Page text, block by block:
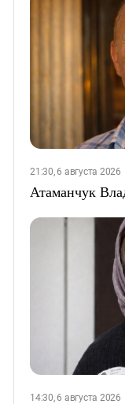
21:30, 6 августа 2026
Атаманчук
14:30, 6 августа 2026